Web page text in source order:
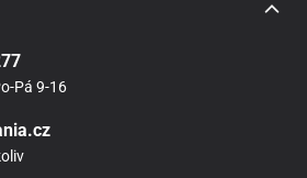
Pá 9-16